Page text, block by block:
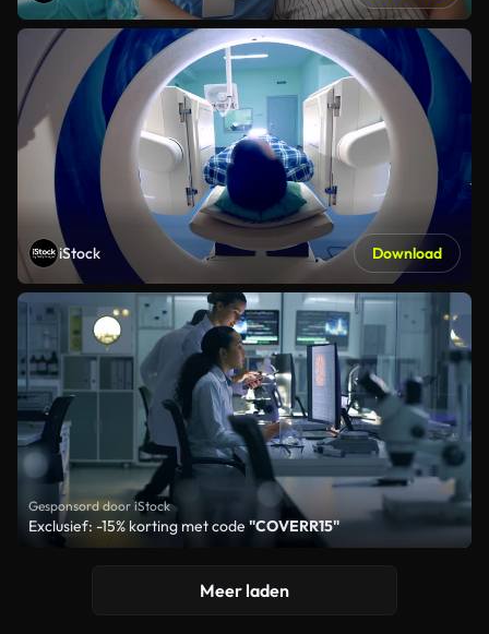
iStock Download
Gesponsord door iStock
Exclusief: -15% korting met code "COVERR15"
Meer laden